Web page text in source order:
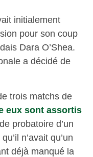
initialement
pour son coup
Dara O’Shea.
a décidé de
trois matchs de
eux sont assortis
probatoire d’un
n’avait qu’un
déjà manqué la